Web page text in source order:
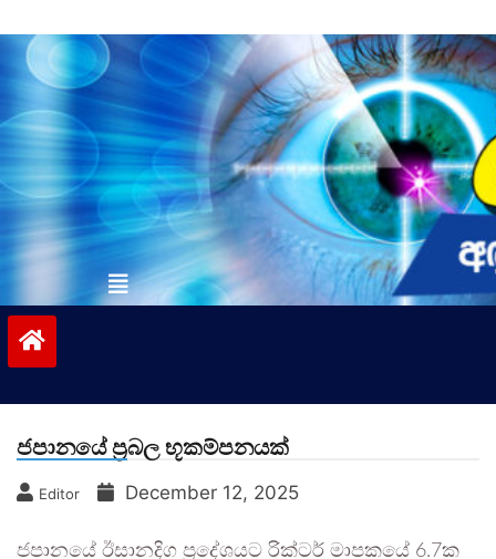
to
contentvinivida.lk
ජපානයේ ප්‍රබල භූකම්පනයක්
Editor December 12, 2025
ජපානයේ ඊසානදිග ප්‍රදේශයට රික්ටර් මාපකයේ 6.7ක